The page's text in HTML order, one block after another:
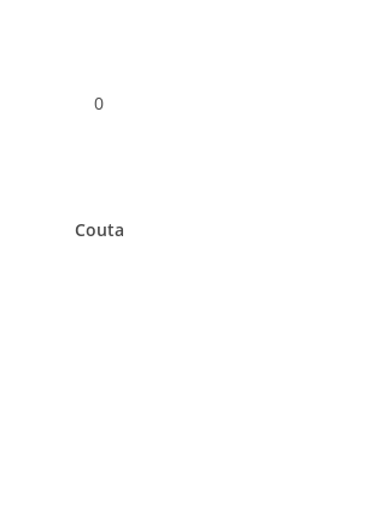
0
Couta